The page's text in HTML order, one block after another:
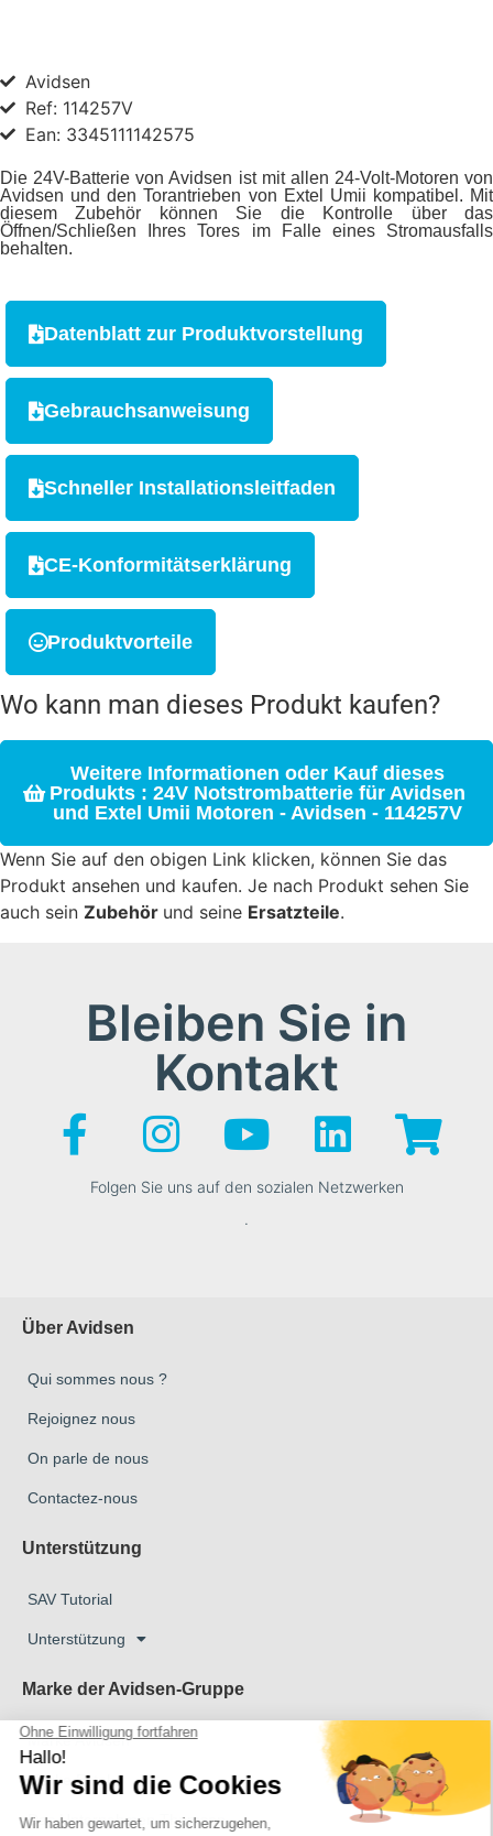
Avidsen
Ref: 114257V
Ean: 3345111142575
Die 24V-Batterie von Avidsen ist mit allen 24-Volt-Motoren von
Avidsen und den Torantrieben von Extel Umii kompatibel. Mit
diesem Zubehör können Sie die Kontrolle über das
Öffnen/Schließen Ihres Tores im Falle eines Stromausfalls
behalten.
Datenblatt zur Produktvorstellung
Gebrauchsanweisung
Schneller Installationsleitfaden
CE-Konformitätserklärung
Produktvorteile
Wo kann man dieses Produkt kaufen?
Weitere Informationen oder Kauf dieses
Produkts : 24V Notstrombatterie für Avidsen
und Extel Umii Motoren - Avidsen - 114257V
Wenn Sie auf den obigen Link klicken, können Sie das
Produkt ansehen und kaufen. Je nach Produkt sehen Sie
auch sein Zubehör und seine Ersatzteile.
Bleiben Sie in
Kontakt
Folgen Sie uns auf den sozialen Netzwerken
.
Über Avidsen
Qui sommes nous ?
Rejoignez nous
On parle de nous
Contactez-nous
Unterstützung
SAV Tutorial
Unterstützung
Marke der Avidsen-Gruppe
Marke Avidsen
Marke Extel
Das Unternehmen Thomson